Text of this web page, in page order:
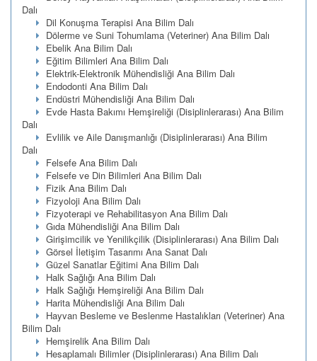
Dalı
Dil Konuşma Terapisi Ana Bilim Dalı
Dölerme ve Suni Tohumlama (Veteriner) Ana Bilim Dalı
Ebelik Ana Bilim Dalı
Eğitim Bilimleri Ana Bilim Dalı
Elektrik-Elektronik Mühendisliği Ana Bilim Dalı
Endodonti Ana Bilim Dalı
Endüstri Mühendisliği Ana Bilim Dalı
Evde Hasta Bakımı Hemşireliği (Disiplinlerarası) Ana Bilim
Dalı
Evlilik ve Aile Danışmanlığı (Disiplinlerarası) Ana Bilim
Dalı
Felsefe Ana Bilim Dalı
Felsefe ve Din Bilimleri Ana Bilim Dalı
Fizik Ana Bilim Dalı
Fizyoloji Ana Bilim Dalı
Fizyoterapi ve Rehabilitasyon Ana Bilim Dalı
Gıda Mühendisliği Ana Bilim Dalı
Girişimcilik ve Yenilikçilik (Disiplinlerarası) Ana Bilim Dalı
Görsel İletişim Tasarımı Ana Sanat Dalı
Güzel Sanatlar Eğitimi Ana Bilim Dalı
Halk Sağlığı Ana Bilim Dalı
Halk Sağlığı Hemşireliği Ana Bilim Dalı
Harita Mühendisliği Ana Bilim Dalı
Hayvan Besleme ve Beslenme Hastalıkları (Veteriner) Ana
Bilim Dalı
Hemşirelik Ana Bilim Dalı
Hesaplamalı Bilimler (Disiplinlerarası) Ana Bilim Dalı